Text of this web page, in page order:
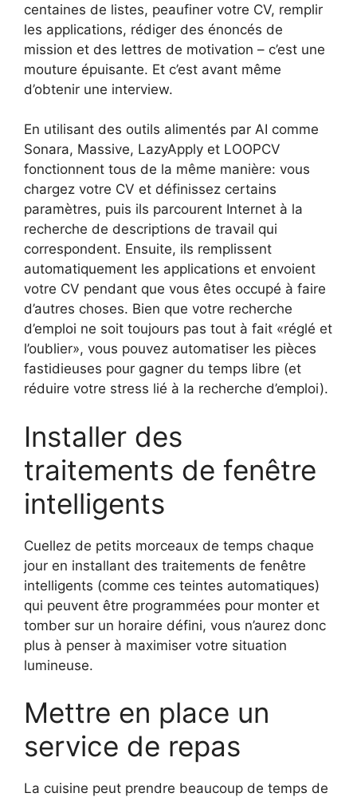
centaines de listes, peaufiner votre CV, remplir
les applications, rédiger des énoncés de
mission et des lettres de motivation – c’est une
mouture épuisante. Et c’est avant même
d’obtenir une interview.
En utilisant des outils alimentés par AI comme
Sonara, Massive, LazyApply et LOOPCV
fonctionnent tous de la même manière: vous
chargez votre CV et définissez certains
paramètres, puis ils parcourent Internet à la
recherche de descriptions de travail qui
correspondent. Ensuite, ils remplissent
automatiquement les applications et envoient
votre CV pendant que vous êtes occupé à faire
d’autres choses. Bien que votre recherche
d’emploi ne soit toujours pas tout à fait «réglé et
l’oublier», vous pouvez automatiser les pièces
fastidieuses pour gagner du temps libre (et
réduire votre stress lié à la recherche d’emploi).
Installer des
traitements de fenêtre
intelligents
Cuellez de petits morceaux de temps chaque
jour en installant des traitements de fenêtre
intelligents (comme ces teintes automatiques)
qui peuvent être programmées pour monter et
tomber sur un horaire défini, vous n’aurez donc
plus à penser à maximiser votre situation
lumineuse.
Mettre en place un
service de repas
La cuisine peut prendre beaucoup de temps de